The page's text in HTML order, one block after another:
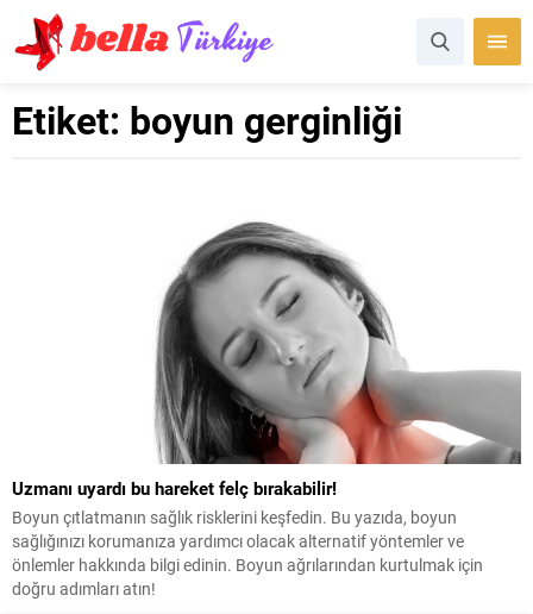
Etiket: boyun gerginliği
Uzmanı uyardı bu hareket felç bırakabilir!
Boyun çıtlatmanın sağlık risklerini keşfedin. Bu yazıda, boyun
sağlığınızı korumanıza yardımcı olacak alternatif yöntemler ve
önlemler hakkında bilgi edinin. Boyun ağrılarından kurtulmak için
doğru adımları atın!